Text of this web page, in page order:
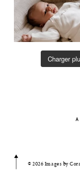
Charger
© 2026 Images by